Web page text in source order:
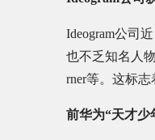
Ideogram公司
也不乏知名人
rner等。这标
前华为“天才少